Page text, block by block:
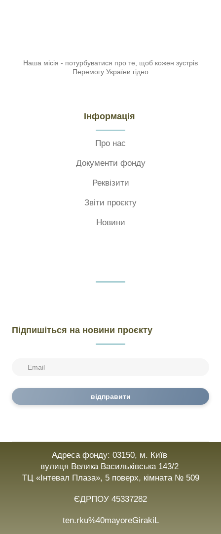
Наша місія - потурбуватися про те, щоб кожен зустрів
Перемогу України гідно
Інформація
Про нас
Документи фонду
Реквізити
Звіти проєкту
Новини
Підпишіться на новини проєкту
відправити
Адреса фонду: 03150, м. Київ
вулиця Велика Васильківська 143/2
ТЦ «Інтевал Плаза», 5 поверх, кімната № 509
ЄДРПОУ 45337282
ten.rku%40mayoreGirakiL